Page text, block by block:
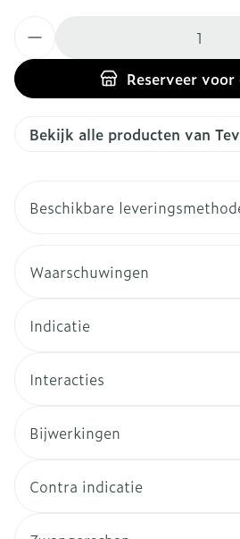
Reserveervoor
Bekijk alle producten van
Beschikbare
Waarschuwingen
Indicatie
Interacties
Bijwerkingen
Contra indicatie